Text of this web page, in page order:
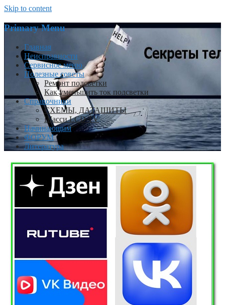
Skip to content
Primary Menu
Главная
Неисправности
Сервисное меню
Полезные советы
Ремонт подсветки
Как уменьшить ток подсветки
Справочники
СХЕМЫ, ДАТАШИТЫ
Шасси LCD TV
Начинающим
ФОРУМ
Литература